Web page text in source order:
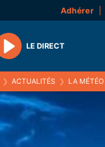
Adhérer
Play
LE DIRECT
❯ ACTUALITÉS ❯ LA MÉTÉO